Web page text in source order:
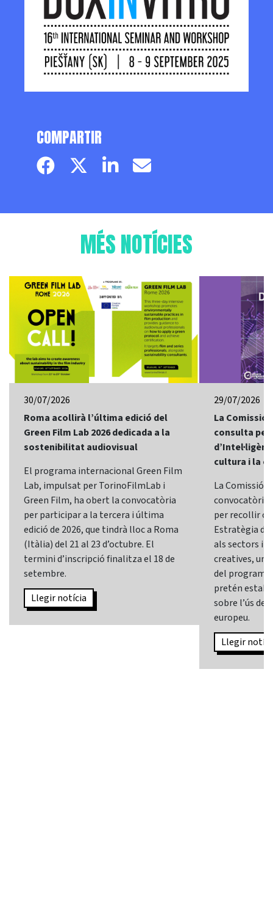
COMPARTIR
Facebook pageTwitter page
LinkedinEmail
MÉS NOTÍCIES
30/07/2026
Roma acollirà l’última edició del
Green Film Lab 2026 dedicada a la
sostenibilitat audiovisual
El programa internacional Green Film
Lab, impulsat per TorinoFilmLab i
Green Film, ha obert la convocatòria
per participar a la tercera i última
edició de 2026, que tindrà lloc a Roma
(Itàlia) del 21 al 23 d’octubre. El
termini d’inscripció finalitza el 18 de
setembre.
Llegir notícia
29/07/2026
La Comissió
consulta
cultura i la
La Comissió
convocatòria
per recollir
Estratègia
als sectors i
creatives,
del programa
pretén
sobre l’ús de
europeu.
Llegir